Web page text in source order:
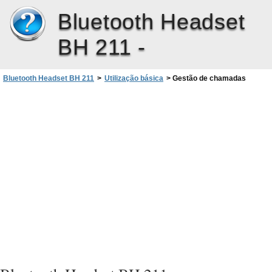
Bluetooth Headset
BH 211 -
Bluetooth Headset BH 211 > Utilização básica > Gestão de chamadas